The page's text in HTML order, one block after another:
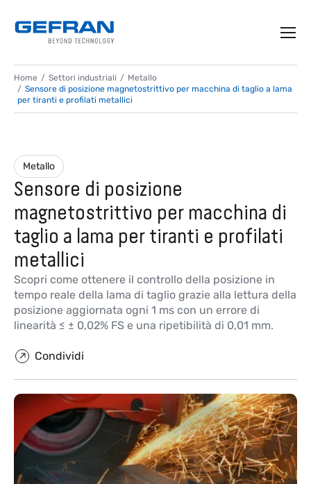
Home Settori industriali
Metallo
Sensore di posizione magnetostrittivo per macchina di taglio a lama
per tiranti e profilati metallici
Metallo
Sensore di posizione
magnetostrittivo per macchina di
taglio a lama per tiranti e profilati
metallici
Scopri come ottenere il controllo della posizione in
tempo reale della lama di taglio grazie alla lettura della
posizione aggiornata ogni 1 ms con un errore di
linearità ≤ ± 0,02% FS e una ripetibilità di 0,01 mm.
Condividi